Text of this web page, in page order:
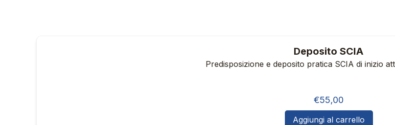
Deposito SCIA
Predisposizione e deposito pratica SCIA di inizio
€55,00
Aggiungi al carrello